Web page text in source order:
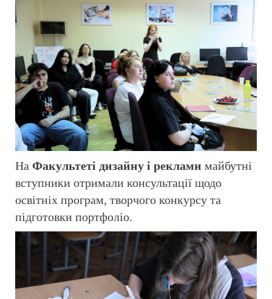
На Факультеті дизайну і реклами майбутні
вступники отримали консультації щодо
освітніх програм, творчого конкурсу та
підготовки портфоліо.